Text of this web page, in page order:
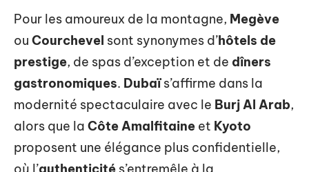
Pour les amoureux de la montagne, Megève
ou Courchevel sont synonymes d’hôtels de
prestige, de spas d’exception et de dîners
gastronomiques. Dubaïs’affirme dans la
modernité spectaculaire avec le Burj Al Arab,
alors que la Côte Amalfitaine et Kyoto
proposent une élégance plus confidentielle,
où l’authenticité s’entremêle à la